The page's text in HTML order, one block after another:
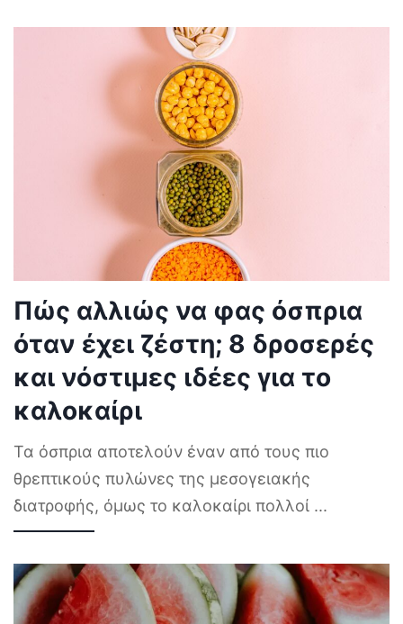
Πώς αλλιώς να φας όσπρια
όταν έχει ζέστη; 8 δροσερές
και νόστιμες ιδέες για το
καλοκαίρι
Τα όσπρια αποτελούν έναν από τους πιο
θρεπτικούς πυλώνες της μεσογειακής
διατροφής, όμως το καλοκαίρι πολλοί ...